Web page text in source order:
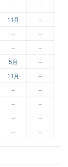
–
–
11月 –
–
–
– –
5月
–
11月 –
–
–
– –
–
–
– –